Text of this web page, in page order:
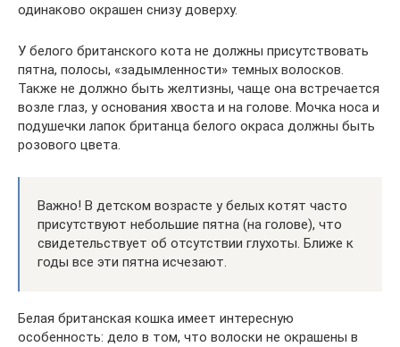
одинаково окрашен снизу доверху.
У белого британского кота не должны присутствовать
пятна, полосы, «задымленности» темных волосков.
Также не должно быть желтизны, чаще она встречается
возле глаз, у основания хвоста и на голове. Мочка носа и
подушечки лапок британца белого окраса должны быть
розового цвета.
Важно! В детском возрасте у белых котят часто
присутствуют небольшие пятна (на голове), что
свидетельствует об отсутствии глухоты. Ближе к
годы все эти пятна исчезают.
Белая британская кошка имеет интересную
особенность: дело в том, что волоски не окрашены в